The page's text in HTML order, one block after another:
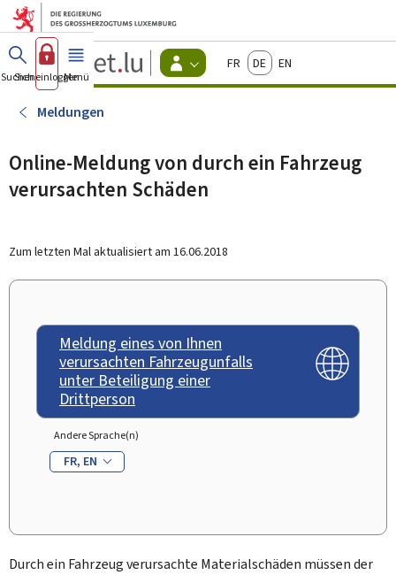
Zum Hauptmenü
Zum Inhalt
Guichet.lu
Changer
d'espace
actif
FrançaisDeutschEnglish
Suchen
Sich einloggen
Menü Haupt-
Meldungen
Online-Meldung von durch ein Fahrzeug
verursachten Schäden
Zum letzten Mal aktualisiert am 16.06.2018
Meldung eines von Ihnen
verursachten Fahrzeugunfalls
unter Beteiligung einer
Drittperson
Andere Sprache(n)
FR EN
Durch ein Fahrzeug verursachte Materialschäden müssen der